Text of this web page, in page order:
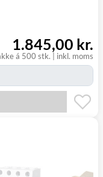
8
8
8
8
á 500 stk. inkl. moms
1.845,00 kr.